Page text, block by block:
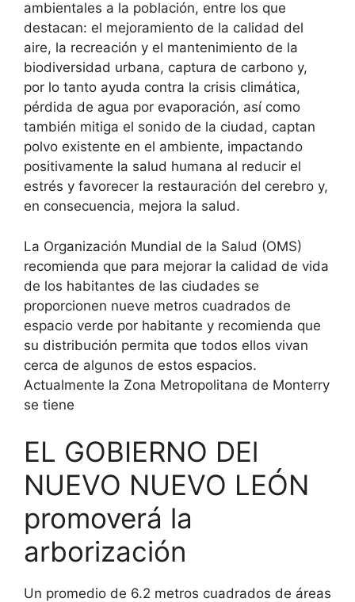
ambientales a la población, entre los que
destacan: el mejoramiento de la calidad del
aire, la recreación y el mantenimiento de la
biodiversidad urbana, captura de carbono y,
por lo tanto ayuda contra la crisis climática,
pérdida de agua por evaporación, así como
también mitiga el sonido de la ciudad, captan
polvo existente en el ambiente, impactando
positivamente la salud humana al reducir el
estrés y favorecer la restauración del cerebro y,
en consecuencia, mejora la salud.
La Organización Mundial de la Salud (OMS)
recomienda que para mejorar la calidad de vida
de los habitantes de las ciudades se
proporcionen nueve metros cuadrados de
espacio verde por habitante y recomienda que
su distribución permita que todos ellos vivan
cerca de algunos de estos espacios.
Actualmente la Zona Metropolitana de Monterry
se tiene
EL GOBIERNO DEl
NUEVO NUEVO LEÓN
promoverá la
arborización
Un promedio de 6.2 metros cuadrados de áreas